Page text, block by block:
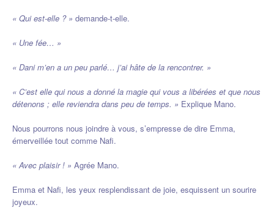
« Qui est-elle ? » demande-t-elle.
« Une fée… »
« Dani m’en a un peu parlé… j’ai hâte de la rencontrer. »
« C’est elle qui nous a donné la magie qui vous a libérées et que nous
détenons ; elle reviendra dans peu de temps. » Explique Mano.
Nous pourrons nous joindre à vous, s’empresse de dire Emma,
émerveillée tout comme Nafi.
« Avec plaisir ! » Agrée Mano.
Emma et Nafi, les yeux resplendissant de joie, esquissent un sourire
joyeux.